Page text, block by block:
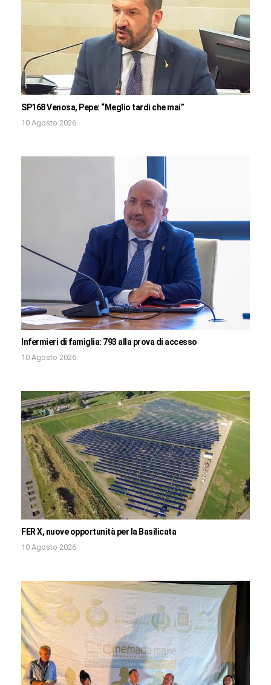
SP168 Venosa, Pepe: “Meglio tardi che mai”
10 Agosto 2026
Infermieri di famiglia: 793 alla prova di accesso
10 Agosto 2026
FER X, nuove opportunità per la Basilicata
10 Agosto 2026